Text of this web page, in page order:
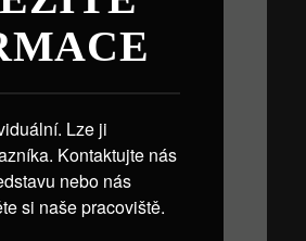
Lze ji
Kontaktujte nás
nebo nás
si naše pracoviště.